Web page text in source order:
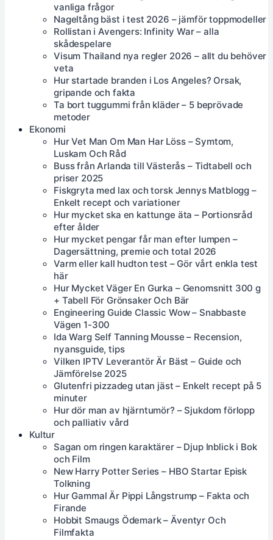
vanliga frågor
Nageltång bäst i test 2026 – jämför toppmodeller
Rollistan i Avengers: Infinity War – alla
skådespelare
Visum Thailand nya regler 2026 – allt du behöver
veta
Hur startade branden i Los Angeles? Orsak,
gripande och fakta
Ta bort tuggummi från kläder – 5 beprövade
metoder
Ekonomi
Hur Vet Man Om Man Har Löss – Symtom,
Luskam Och Råd
Buss från Arlanda till Västerås – Tidtabell och
priser 2025
Fiskgryta med lax och torsk Jennys Matblogg –
Enkelt recept och variationer
Hur mycket ska en kattunge äta – Portionsråd
efter ålder
Hur mycket pengar får man efter lumpen –
Dagersättning, premie och total 2026
Varm eller kall hudton test – Gör vårt enkla test
här
Hur Mycket Väger En Gurka – Genomsnitt 300 g
+ Tabell För Grönsaker Och Bär
Engineering Guide Classic Wow – Snabbaste
Vägen 1-300
Ida Warg Self Tanning Mousse – Recension,
nyansguide, tips
Vilken IPTV Leverantör Är Bäst – Guide och
Jämförelse 2025
Glutenfri pizzadeg utan jäst – Enkelt recept på 5
minuter
Hur dör man av hjärntumör? – Sjukdom förlopp
och palliativ vård
Kultur
Sagan om ringen karaktärer – Djup Inblick i Bok
och Film
New Harry Potter Series – HBO Startar Episk
Tolkning
Hur Gammal Är Pippi Långstrump – Fakta och
Firande
Hobbit Smaugs Ödemark – Äventyr Och
Filmfakta